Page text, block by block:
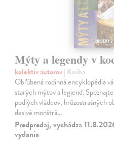
Mýty a legendy v
kolektív autorov| Kniha
Obľúbená rodinná encyklopédia
starých mýtov a legiend.
podlých vládcov, hrôzostrašných
desivé monštrá…
Predpredaj, vychádza
vydania